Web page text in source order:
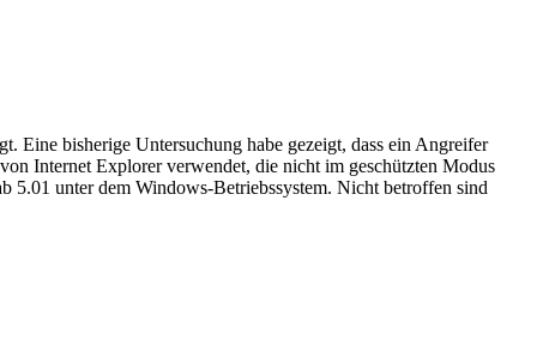
Eine bisherige Untersuchung habe gezeigt, dass ein Angreifer
Internet Explorer verwendet, die nicht im geschützten Modus
5.01 unter dem Windows-Betriebssystem. Nicht betroffen sind